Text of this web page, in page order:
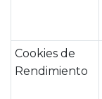
Cookies de
Rendimiento